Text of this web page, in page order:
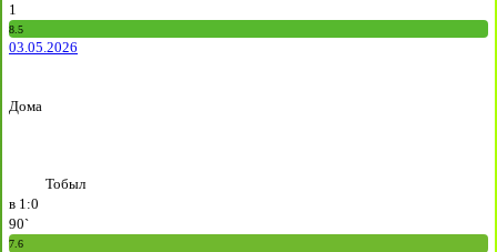
1
8.5
03.05.2026
Дома
Тобыл
в 1:0
90`
7.6